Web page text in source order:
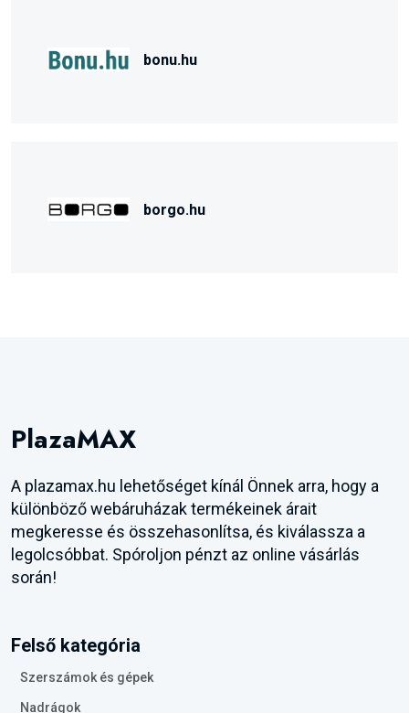
bonu.hu
borgo.hu
PlazaMAX
A plazamax.hu lehetőséget kínál Önnek arra, hogy a
különböző webáruházak termékeinek árait
megkeresse és összehasonlítsa, és kiválassza a
legolcsóbbat. Spóroljon pénzt az online vásárlás
során!
Felső kategória
Szerszámok és gépek
Nadrágok